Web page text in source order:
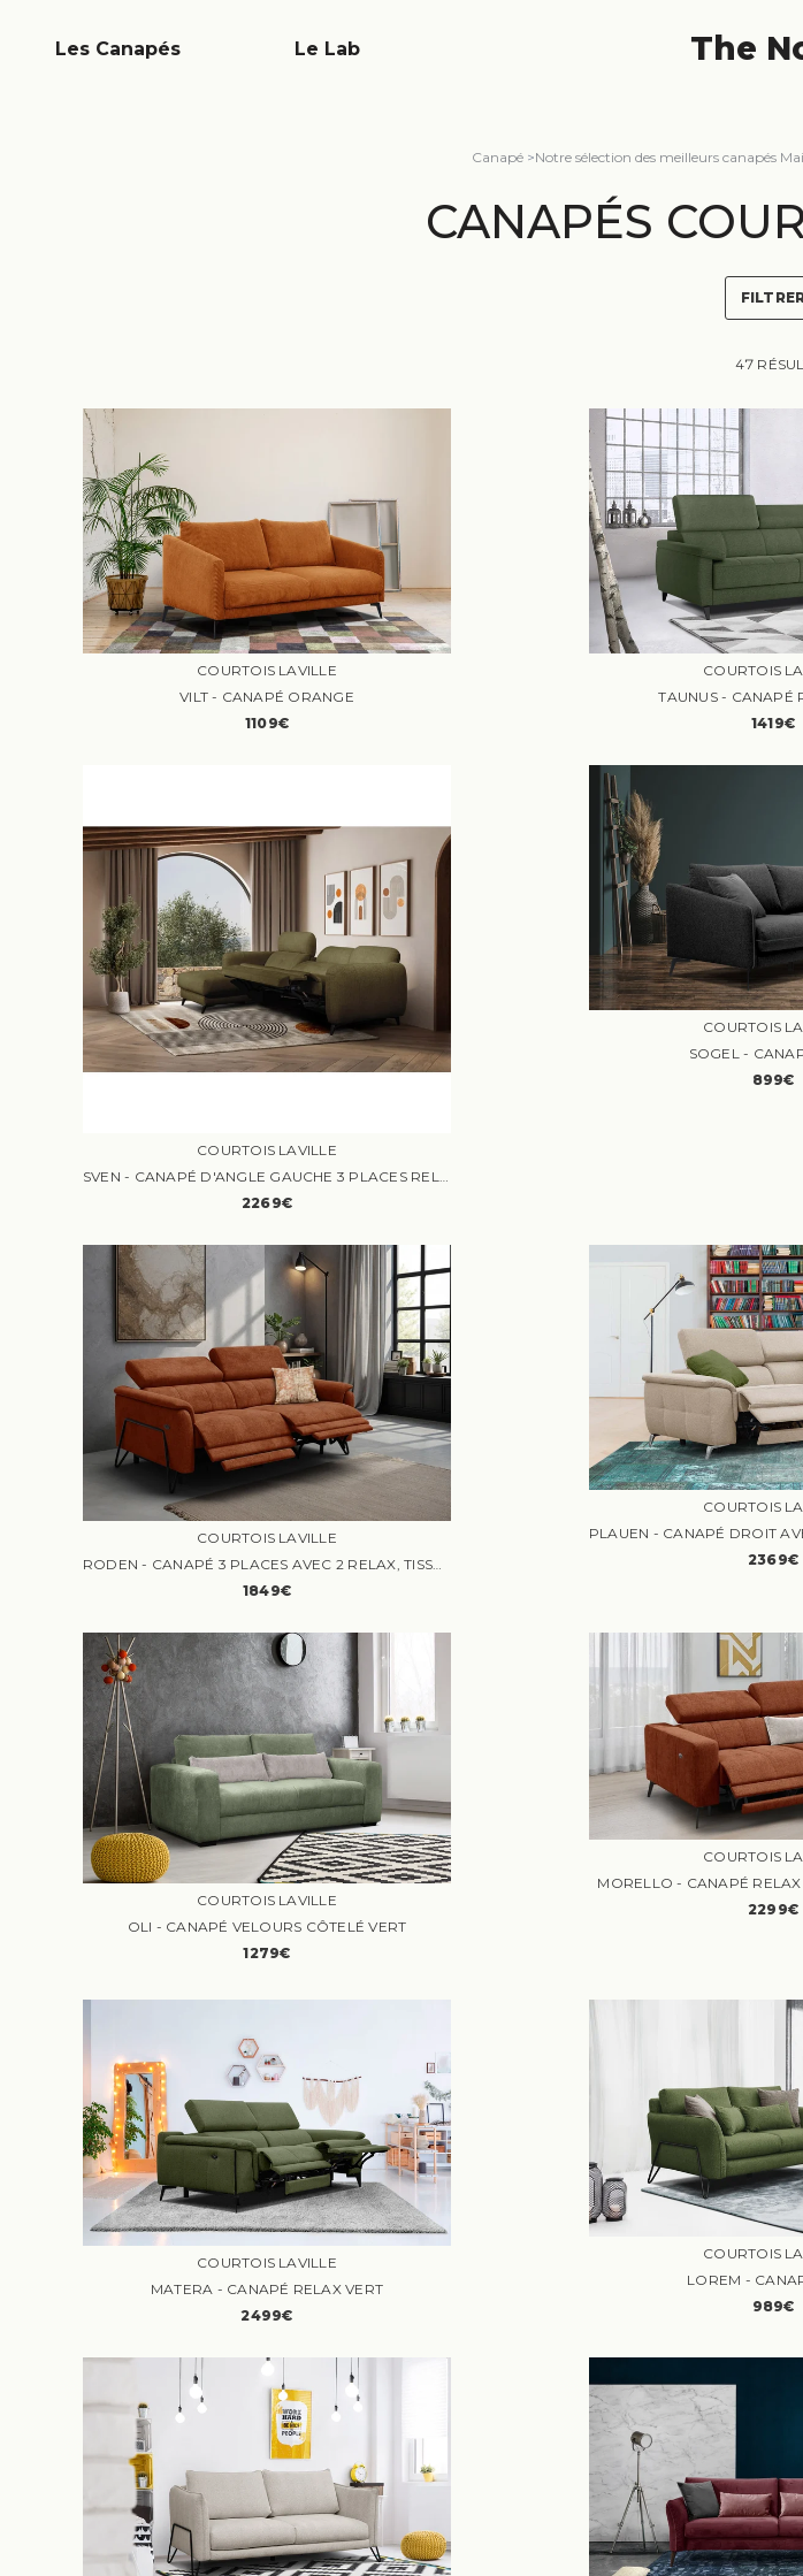
The
Les Canapés Le Lab
Canapé>Notre sélection des meilleurs canapés
CANAPÉS
47
COURTOIS LAVILLE
VILT - CANAPÉ ORANGE
1109€
COURTOIS
TAUNUS - CANAPÉ
1419€
COURTOIS LAVILLE
SVEN - CANAPÉ D'ANGLE GAUCHE 3 PLACES RELAX
2269€
COURTOIS
SOGEL -
899€
COURTOIS LAVILLE
RODEN - CANAPÉ 3 PLACES AVEC 2 RELAX, TISSU ORANGE FONCÉ
1849€
COURTOIS
2369€
COURTOIS LAVILLE
OLI - CANAPÉ VELOURS CÔTELÉ VERT
1279€
COURTOIS
MORELLO - CANAPÉ
2299€
COURTOIS LAVILLE
MATERA - CANAPÉ RELAX VERT
2499€
COURTOIS
LOREM -
989€